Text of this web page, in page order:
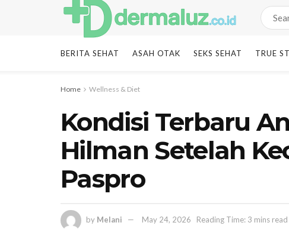
BERITA SEHAT ASAH OTAK SEKS SEHAT TRUE
Home Wellness & Diet
Kondisi Terbaru
Hilman Setelah
Paspro
by Melani May 24, 2026 Reading Time: 3 mins read